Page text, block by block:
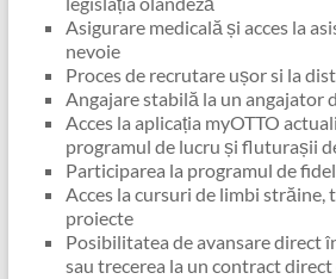
Asigurare medicală și acces la
nevoie
Proces de recrutare ușor si la
Angajare stabilă la un angajator
Acces la aplicația myOTTO
programul de lucru și fluturașii
Participarea la programul de
Acces la cursuri de limbi străine,
proiecte
Posibilitatea de avansare direct
sau trecerea la un contract